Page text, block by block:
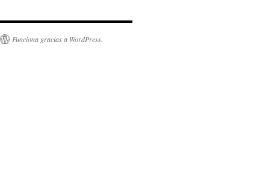
Funciona gracias a WordPress.